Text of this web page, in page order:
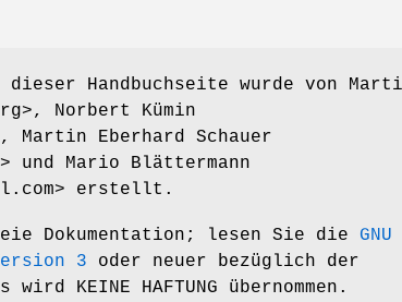
dieser Handbuchseite wurde von
Norbert Kümin
Martin Eberhard Schauer
und Mario Blättermann
erstellt.
Dokumentation; lesen Sie die GNU
3 oder neuer bezüglich der
KEINE HAFTUNG übernommen.